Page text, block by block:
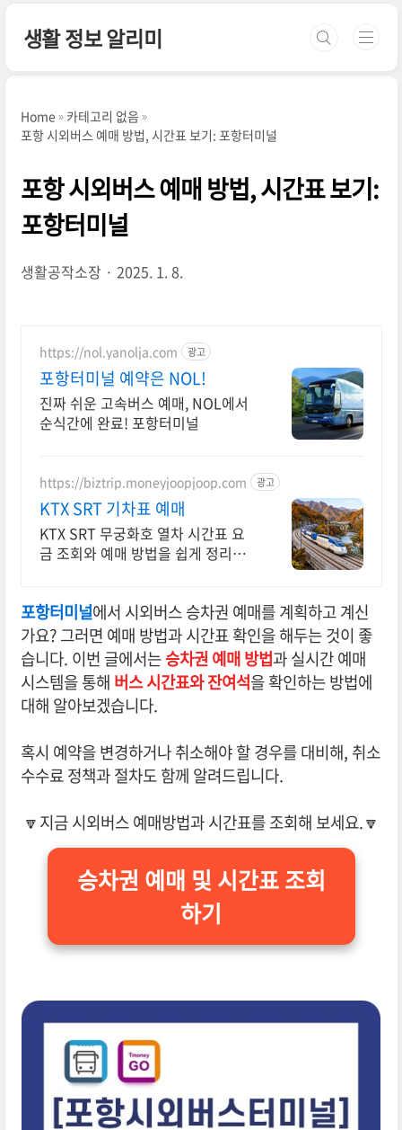
생활 정보 알리미
Home
카테고리 없음
포항 시외버스 예매 방법, 시간표 보기: 포항터미널
포항 시외버스 예매 방법, 시간표 보기:
포항터미널
생활공작소장 2025. 1. 8.
https://nol.yanolja.com 광고
포항터미널 예약은 NOL!
진짜 쉬운 고속버스 예매, NOL에서
순식간에 완료! 포항터미널
https://biztrip.moneyjoopjoop.com 광고
KTX SRT 기차표 예매
KTX SRT 무궁화호 열차 시간표 요
금 조회와 예매 방법을 쉽게 정리했
포항터미널에서 시외버스 승차권 예매를 계획하고 계신
가요? 그러면 예매 방법과 시간표 확인을 해두는 것이 좋
습니다. 이번 글에서는승차권 예매 방법과 실시간 예매
시스템을 통해 버스 시간표와 잔여석을 확인하는 방법에
대해 알아보겠습니다.
혹시 예약을 변경하거나 취소해야 할 경우를 대비해, 취소
수수료 정책과 절차도 함께 알려드립니다.
🔽지금 시외버스 예매방법과 시간표를 조회해 보세요.🔽
승차권 예매 및 시간표 조회
하기